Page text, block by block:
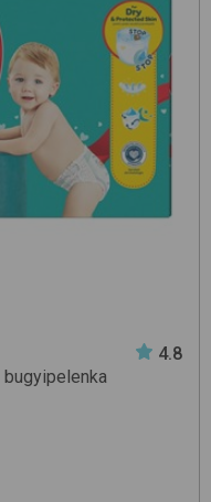
4.8
bugyipelenka